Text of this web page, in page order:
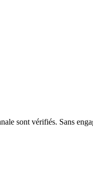
sont vérifiés. Sans